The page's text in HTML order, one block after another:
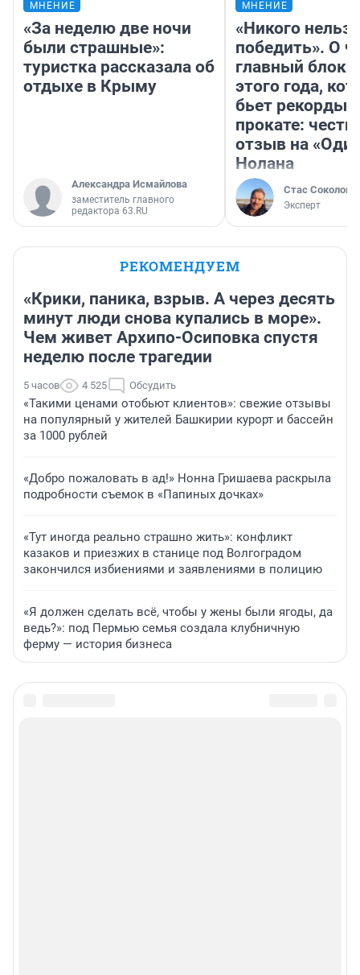
МНЕНИЕ
«За неделю две ночи
были страшные»:
туристка рассказала об
отдыхе в Крыму
Александра Исмайлова
заместитель главного
редактора 63.RU
МНЕНИЕ
«Никого нельзя
победить». О
главный
этого года,
бьет рекорды в
прокате:
отзыв на
Нолана
Стас Соколов
Эксперт
РЕКОМЕНДУЕМ
«Крики, паника, взрыв. А через десять
минут люди снова купались в море».
Чем живет Архипо-Осиповка спустя
неделю после трагедии
5 часов 4 525 Обсудить
«Такими ценами отобьют клиентов»: свежие отзывы
на популярный у жителей Башкирии курорт и бассейн
за 1000 рублей
«Добро пожаловать в ад!» Нонна Гришаева раскрыла
подробности съемок в «Папиных дочках»
«Тут иногда реально страшно жить»: конфликт
казаков и приезжих в станице под Волгоградом
закончился избиениями и заявлениями в полицию
«Я должен сделать всё, чтобы у жены были ягоды, да
ведь?»: под Пермью семья создала клубничную
ферму — история бизнеса